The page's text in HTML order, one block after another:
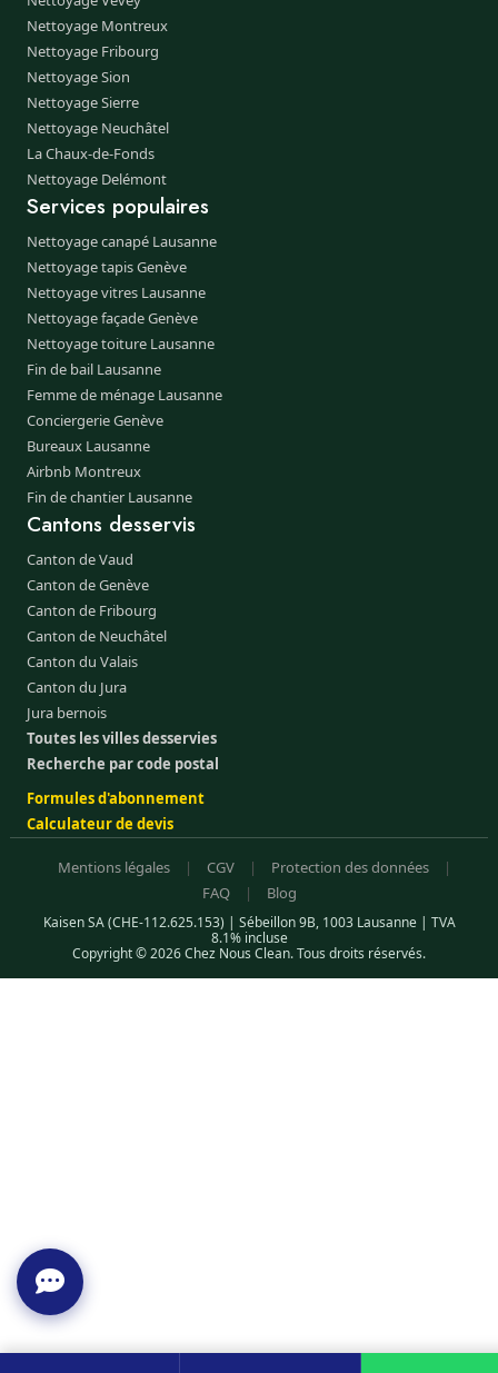
Nettoyage Montreux
Nettoyage Fribourg
Nettoyage Sion
Nettoyage Sierre
Nettoyage Neuchâtel
La Chaux-de-Fonds
Nettoyage Delémont
Services populaires
Nettoyage canapé Lausanne
Nettoyage tapis Genève
Nettoyage vitres Lausanne
Nettoyage façade Genève
Nettoyage toiture Lausanne
Fin de bail Lausanne
Femme de ménage Lausanne
Conciergerie Genève
Bureaux Lausanne
Airbnb Montreux
Fin de chantier Lausanne
Cantons desservis
Canton de Vaud
Canton de Genève
Canton de Fribourg
Canton de Neuchâtel
Canton du Valais
Canton du Jura
Jura bernois
Toutes les villes desservies
Recherche par code postal
Formules d'abonnement
Calculateur de devis
Mentions légales | CGV | Protection des données
|
FAQ
| Blog
Kaisen SA (CHE-112.625.153) | Sébeillon 9B, 1003 Lausanne | TVA
8.1% incluse
Copyright © 2026 Chez Nous Clean. Tous droits réservés.